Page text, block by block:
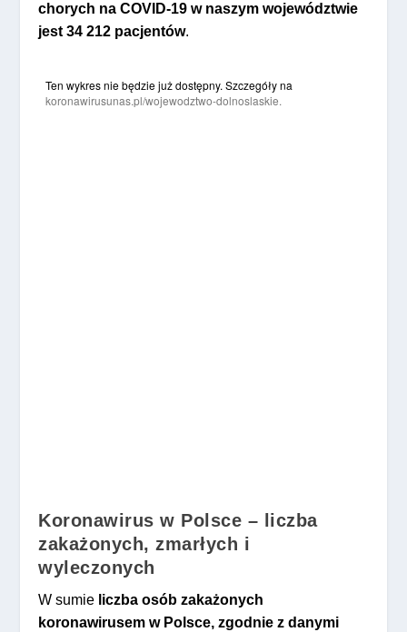
chorych na COVID-19 w naszym województwie
jest 34 212 pacjentów.
Koronawirus w Polsce – liczba
zakażonych, zmarłych i
wyleczonych
W sumie liczba osób zakażonych
koronawirusem w Polsce, zgodnie z danymi